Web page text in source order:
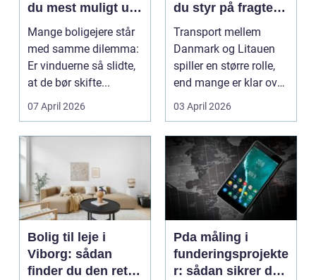
du mest muligt ud
af dine gamle
vinduer
Mange boligejere står
med samme dilemma:
Er vinduerne så slidte,
at de bør skifte...
07 April 2026
du styr på fragten
til baltikum
Transport mellem
Danmark og Litauen
spiller en større rolle,
end mange er klar over.
Litauen er et n...
03 April 2026
Bolig til leje i
Viborg: sådan
finder du den rette
Pda måling i
funderingsprojekte
r: sådan sikrer du